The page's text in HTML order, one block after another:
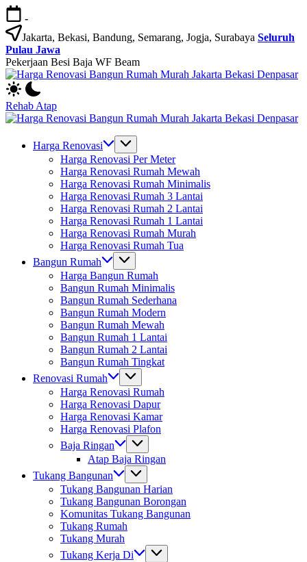
Skip
to
content
-
Jakarta, Bekasi, Bandung, Semarang, Jogja, Surabaya Seluruh
Pulau Jawa
Pekerjaan Besi Baja WF Beam
Jasa
Bangun
Rumah
dan
Rumah
Rehab Atap
Bangun
Rumah
Harga Renovasi
Harga Renovasi Per Meter
Harga Renovasi Rumah Mewah
Harga Renovasi Rumah Minimalis
Harga Renovasi Rumah 3 Lantai
Harga Renovasi Rumah 2 Lantai
Harga Renovasi Rumah 1 Lantai
Harga Renovasi Rumah Murah
Harga Renovasi Rumah Tua
Bangun Rumah
Harga Bangun Rumah
Bangun Rumah Minimalis
Bangun Rumah Sederhana
Bangun Rumah Modern
Bangun Rumah Mewah
Bangun Rumah 1 Lantai
Bangun Rumah 2 Lantai
Bangun Rumah Tingkat
Renovasi Rumah
Harga Renovasi Rumah
Harga Renovasi Dapur
Harga Renovasi Kamar
Harga Renovasi Plafon
Baja Ringan
Atap Baja Ringan
Tukang Bangunan
Tukang Bangunan Harian
Tukang Bangunan Borongan
Komunitas Tukang Bangunan
Tukang Rumah
Tukang Murah
Tukang Kerja Di